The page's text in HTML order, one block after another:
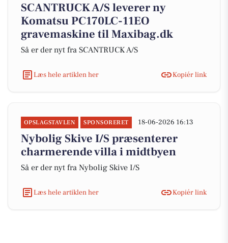
SCANTRUCK A/S leverer ny
Komatsu PC170LC-11EO
gravemaskine til Maxibag.dk
Så er der nyt fra SCANTRUCK A/S
Læs hele artiklen her Kopiér link
OPSLAGSTAVLEN SPONSORERET 18-06-2026 16:13
Nybolig Skive I/S præsenterer
charmerende villa i midtbyen
Så er der nyt fra Nybolig Skive I/S
Læs hele artiklen her Kopiér link